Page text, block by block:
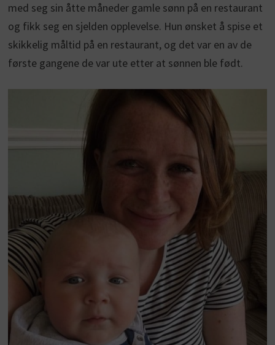
med seg sin åtte måneder gamle sønn på en restaurant
og fikk seg en sjelden opplevelse. Hun ønsket å spise et
skikkelig måltid på en restaurant, og det var en av de
første gangene de var ute etter at sønnen ble født.